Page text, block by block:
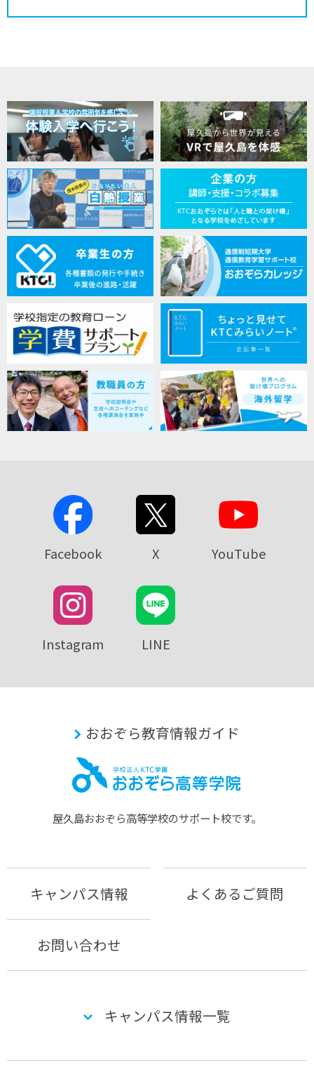
Facebook X YouTube
Instagram LINE
おおぞら教育情報ガイド
屋久島おおぞら⾼等学校のサポート校です。
キャンパス情報 よくあるご質問
お問い合わせ
キャンパス情報一覧